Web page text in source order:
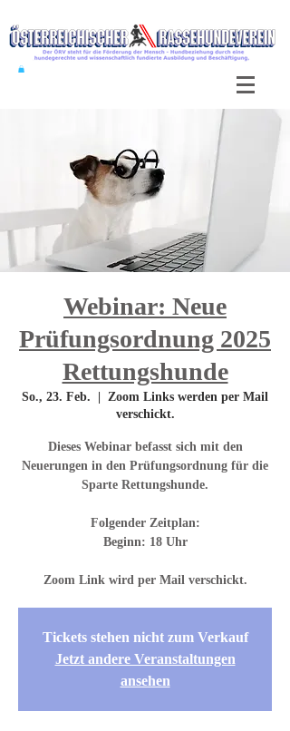
Webinar: Neue
Prüfungsordnung 2025
Rettungshunde
So., 23. Feb.
Zoom Links werden per Mail
verschickt.
Dieses Webinar befasst sich mit den
Neuerungen in den Prüfungsordnung für die
Sparte Rettungshunde.
Folgender Zeitplan:
Beginn: 18 Uhr
Zoom Link wird per Mail verschickt.
Tickets stehen nicht zum Verkauf
Jetzt andere Veranstaltungen
ansehen